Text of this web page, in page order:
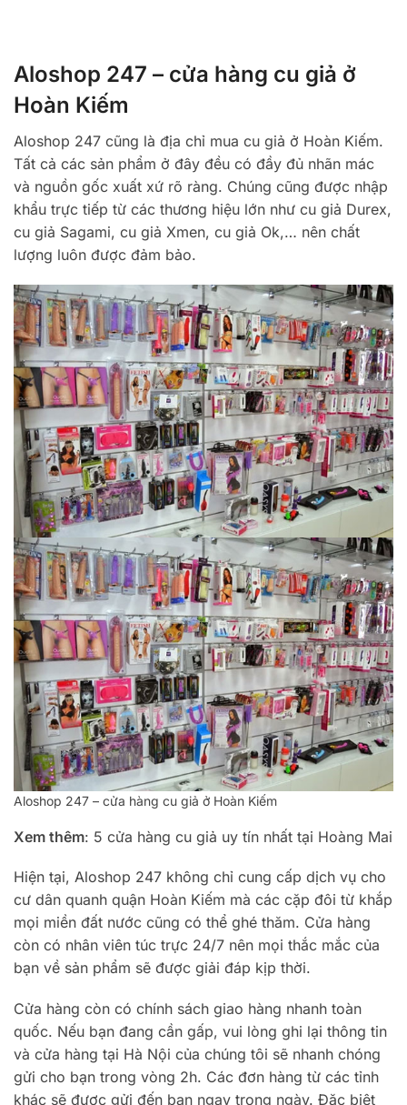
Aloshop 247 – cửa hàng cu giả ở
Hoàn Kiếm
Aloshop 247 cũng là địa chỉ mua cu giả ở Hoàn Kiếm.
Tất cả các sản phẩm ở đây đều có đầy đủ nhãn mác
và nguồn gốc xuất xứ rõ ràng. Chúng cũng được nhập
khẩu trực tiếp từ các thương hiệu lớn như cu giả Durex,
cu giả Sagami, cu giả Xmen, cu giả Ok,… nên chất
lượng luôn được đảm bảo.
Aloshop 247 – cửa hàng cu giả ở Hoàn Kiếm
Xem thêm: 5 cửa hàng cu giả uy tín nhất tại Hoàng Mai
Hiện tại, Aloshop 247 không chỉ cung cấp dịch vụ cho
cư dân quanh quận Hoàn Kiếm mà các cặp đôi từ khắp
mọi miền đất nước cũng có thể ghé thăm. Cửa hàng
còn có nhân viên túc trực 24/7 nên mọi thắc mắc của
bạn về sản phẩm sẽ được giải đáp kịp thời.
Cửa hàng còn có chính sách giao hàng nhanh toàn
quốc. Nếu bạn đang cần gấp, vui lòng ghi lại thông tin
và cửa hàng tại Hà Nội của chúng tôi sẽ nhanh chóng
gửi cho bạn trong vòng 2h. Các đơn hàng từ các tỉnh
khác sẽ được gửi đến bạn ngay trong ngày. Đặc biệt